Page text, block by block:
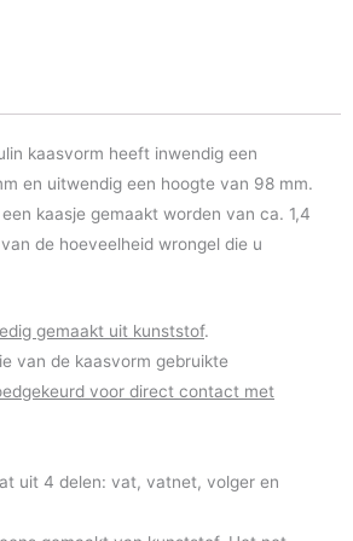
kaasvorm heeft inwendig een
en uitwendig een hoogte van 98 mm.
kaasje gemaakt worden van ca. 1,4
de hoeveelheid wrongel die u
gemaakt uit kunststof.
van de kaasvorm gebruikte
voor direct contact met
uit 4 delen: vat, vatnet, volger en